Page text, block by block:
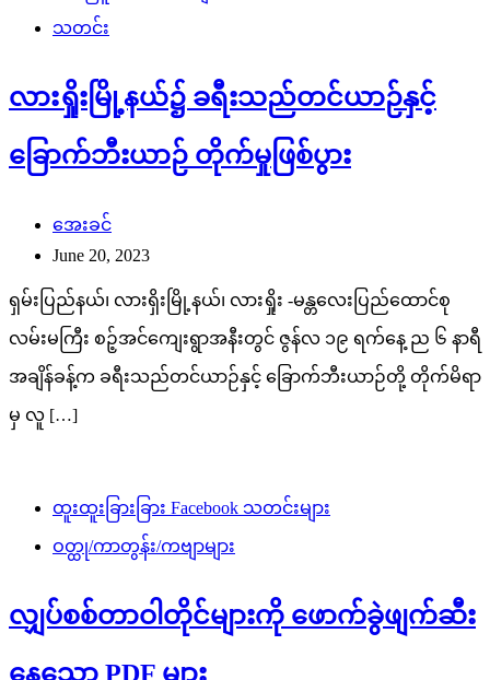
သတင်း
လားရှိုးမြို့နယ်၌ ခရီးသည်တင်ယာဉ်နှင့်
ခြောက်ဘီးယာဉ် တိုက်မှုဖြစ်ပွား
အေးခင်
June 20, 2023
ရှမ်းပြည်နယ်၊ လားရှိးမြို့နယ်၊ လားရှိုး -မန္တလေးပြည်ထောင်စု
လမ်းမကြီး စဉ့်အင်ကျေးရွာအနီးတွင် ဇွန်လ ၁၉ ရက်နေ့ ည ၆ နာရီ
အချိန်ခန့်က ခရီးသည်တင်ယာဉ်နှင့် ခြောက်ဘီးယာဉ်တို့ တိုက်မိရာ
မှ လူ […]
ထူးထူးခြားခြား Facebook သတင်းများ
ဝတ္ထု/ကာတွန်း/ကဗျာများ
လျှပ်စစ်တာဝါတိုင်များကို ဖောက်ခွဲဖျက်ဆီး
နေသော PDF များ